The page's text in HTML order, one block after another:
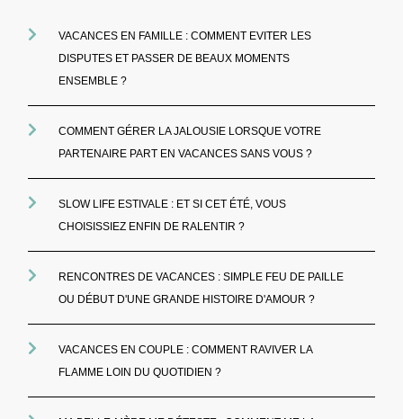
VACANCES EN FAMILLE : COMMENT EVITER LES
DISPUTES ET PASSER DE BEAUX MOMENTS
ENSEMBLE ?
COMMENT GÉRER LA JALOUSIE LORSQUE VOTRE
PARTENAIRE PART EN VACANCES SANS VOUS ?
SLOW LIFE ESTIVALE : ET SI CET ÉTÉ, VOUS
CHOISISSIEZ ENFIN DE RALENTIR ?
RENCONTRES DE VACANCES : SIMPLE FEU DE PAILLE
OU DÉBUT D'UNE GRANDE HISTOIRE D'AMOUR ?
VACANCES EN COUPLE : COMMENT RAVIVER LA
FLAMME LOIN DU QUOTIDIEN ?